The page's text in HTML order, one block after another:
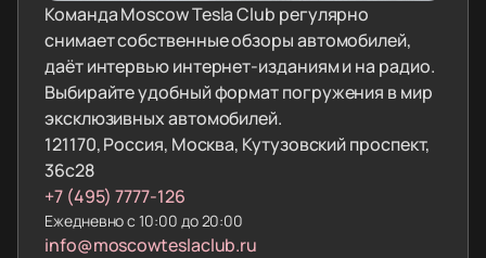
Команда Moscow Tesla Club регулярно
снимает собственные обзоры автомобилей,
даёт интервью интернет-изданиям и на радио.
Выбирайте удобный формат погружения в мир
эксклюзивных автомобилей.
121170, Россия, Москва, Кутузовский проспект,
36с28
+7 (495) 7777-126
Ежедневно с 10:00 до 20:00
info@moscowteslaclub.ru